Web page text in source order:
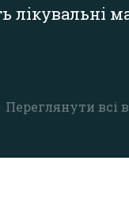
Переглянути всі
лікувальні